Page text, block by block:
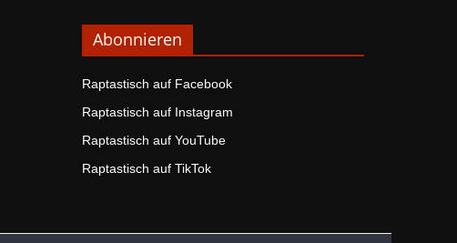
Abonnieren
Raptastisch auf Facebook
Raptastisch auf Instagram
Raptastisch auf YouTube
Raptastisch auf TikTok